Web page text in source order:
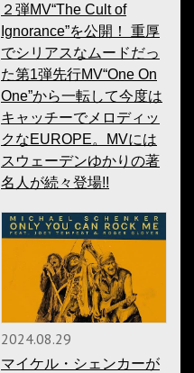
２弾MV“The Cult of
Ignorance”を公開！ 重厚
でシリアスなムードだっ
た第1弾先行MV“One On
One”から一転して今度は
キャッチーでメロディッ
クなEUROPE。MVには
スウェーデンゆかりの著
名人が続々登場!!
2024.08.29
マイケル・シェンカーが